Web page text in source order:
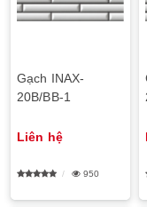
Gạch INAX-
20B/BB-1
Liên hệ
950